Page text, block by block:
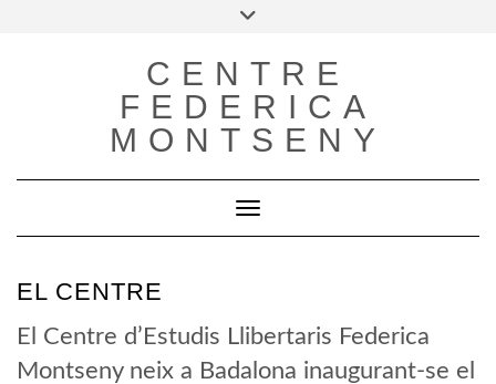
idioma
CENTRE
FEDERICA
MONTSENY
Toggle Navigation
EL CENTRE
El Centre d’Estudis Llibertaris Federica
Montseny neix a Badalona inaugurant-se el